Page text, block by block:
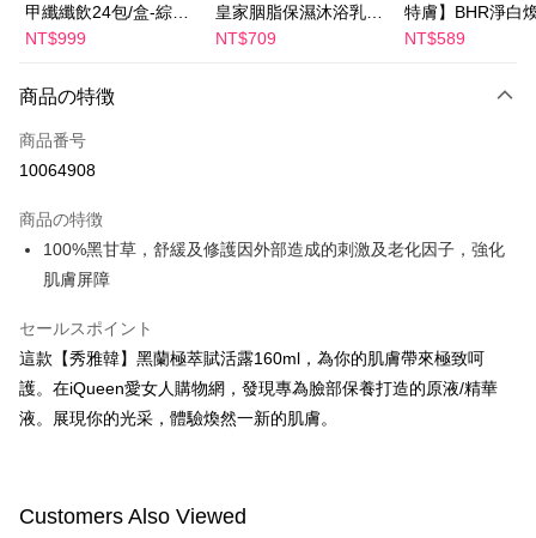
Google Pay
AFTEE代金後払い
説明
一、 AFTEE代金後払いについて
2.SMSで認証してお支払い手続を進めてください。
3.注文するときのお支払いは不要です。商品はご指定の住所に配送されま
す。
4.ご注文が完了すると、携帯に支払い通知のSMSが届きます。アプリ会員
5.商品受け取り時のお支払いは不要です。商品を確かめてから、SMSまた
はアプリの通知に従って、4大コンビニ、またはATM/オンラインバンキン
グでお支払いください。
代金納付期限は最短で 14 日以内ですので、ご注意ください。AFTEE アプ
お支払期限は、ショップが請求した期日と、AFTEEで延長できる日数をも
とに計算されます。AFTEEで注文すると、商品を受け取るまで支払い期限
ATM払い
全家付款取貨
付款後全家取貨
配送毎にNT$100、NT$600以上で送料無料
萊爾富取貨付款
付款後萊爾富取貨
甲纖纖飲24包/盒-綜合
口味(效期2027-01-22)
NT$999
皇家胭脂保濕沐浴乳
600ml 效期2027/2/19
NT$709
特膚】BHR淨白
妝水 150mL 效期
NT$589
商品の特徴
商品番号
10064908
商品の特徴
100%黑甘草，舒緩及修護因外部造成的刺激及老化因子，強化
肌膚屏障
セールスポイント
這款【秀雅韓】黑蘭極萃賦活露160ml，為你的肌膚帶來極致呵
護。在iQueen愛女人購物網，發現專為臉部保養打造的原液/精華
液。展現你的光采，體驗煥然一新的肌膚。
Customers Also Viewed